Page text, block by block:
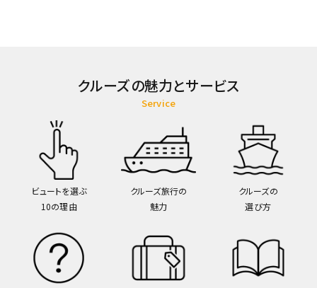
クルーズの魅力とサービス
Service
ビュートを選ぶ
10の理由
クルーズ旅行の
魅力
クルーズの
選び方